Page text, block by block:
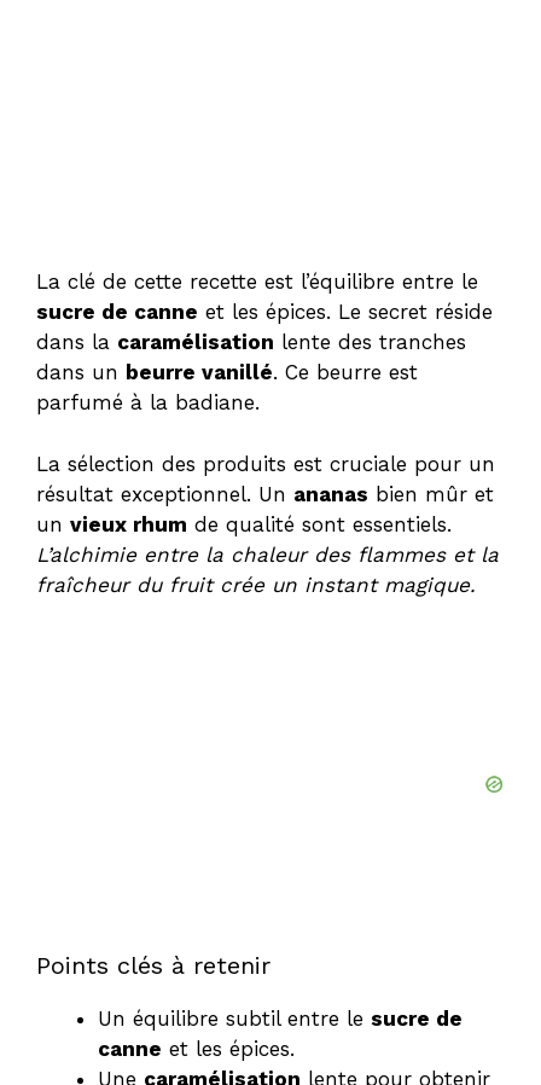
La clé de cette recette est l’équilibre entre le
sucre de canne et les épices. Le secret réside
dans la caramélisation lente des tranches
dans un beurre vanillé. Ce beurre est
parfumé à la badiane.
La sélection des produits est cruciale pour un
résultat exceptionnel. Un ananas bien mûr et
un vieux rhum de qualité sont essentiels.
L’alchimie entre la chaleur des flammes et la
fraîcheur du fruit crée un instant magique.
Points clés à retenir
Un équilibre subtil entre le sucre de
canne et les épices.
Une caramélisation lente pour obtenir